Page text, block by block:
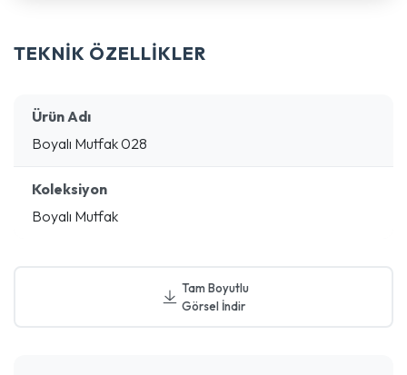
TEKNİK ÖZELLİKLER
Ürün Adı
Boyalı Mutfak 028
Koleksiyon
Boyalı Mutfak
Tam Boyutlu
Görsel İndir